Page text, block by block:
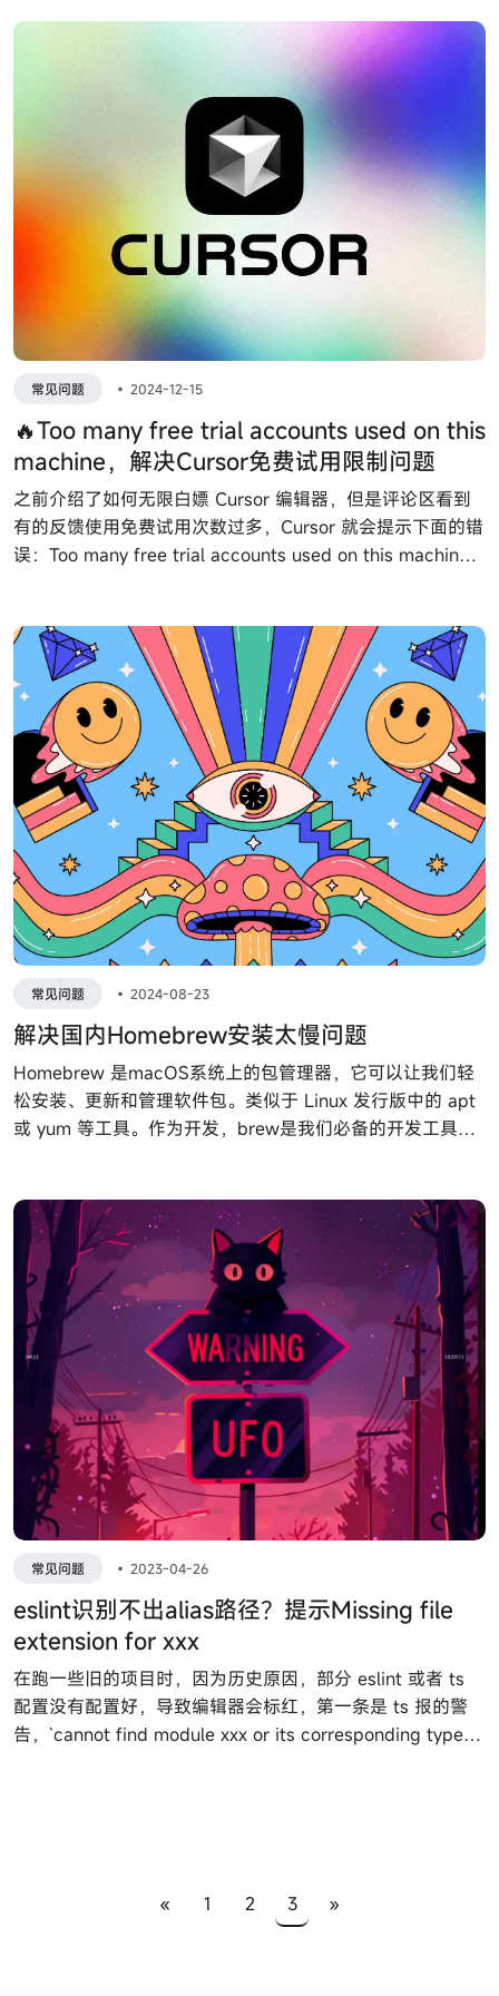
常见问题 • 2024-12-15
🔥Too many free trial accounts used on this
machine，解决Cursor免费试用限制问题
之前介绍了如何无限白嫖 Cursor 编辑器，但是评论区看到
有的反馈使用免费试用次数过多，Cursor 就会提示下面的错
误：Too many free trial accounts used on this machine.
mistake.
常见问题 • 2024-08-23
解决国内Homebrew安装太慢问题
Homebrew 是macOS系统上的包管理器，它可以让我们轻
松安装、更新和管理软件包。类似于 Linux 发行版中的 apt
或 yum 等工具。作为开发，brew是我们必备的开发工具之
不上去。官网的安装命令如下：
常见问题 • 2023-04-26
eslint识别不出alias路径？提示Missing file
extension for xxx
在跑一些旧的项目时，因为历史原因，部分 eslint 或者 ts
配置没有配置好，导致编辑器会标红，第一条是 ts 报的警
告，`cannot find module xxx or its corresponding type
« 1 2 3 »